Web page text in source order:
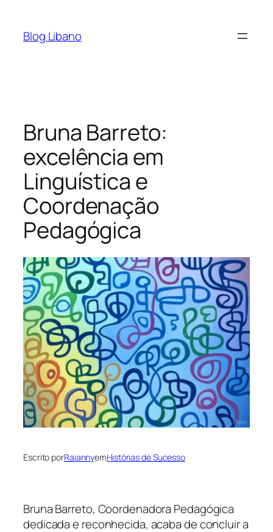
Blog Libano
Bruna Barreto:
excelência em
Linguística e
Coordenação
Pedagógica
Escrito porRaiannyemHistórias de Sucesso
Bruna Barreto, Coordenadora Pedagógica
dedicada e reconhecida, acaba de concluir a